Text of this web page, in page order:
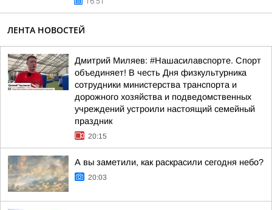
ЛЕНТА НОВОСТЕЙ
Дмитрий Миляев: #Нашасилавспорте. Спорт
объединяет! В честь Дня физкультурника
сотрудники министерства транспорта и
дорожного хозяйства и подведомственных
учреждений устроили настоящий семейный
праздник
20:15
А вы заметили, как раскрасили сегодня небо?
20:03